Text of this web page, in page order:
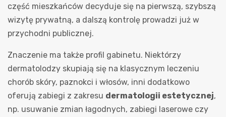
część mieszkańców decyduje się na pierwszą, szybszą
wizytę prywatną, a dalszą kontrolę prowadzi już w
przychodni publicznej.
Znaczenie ma także profil gabinetu. Niektórzy
dermatolodzy skupiają się na klasycznym leczeniu
chorób skóry, paznokci i włosów, inni dodatkowo
oferują zabiegi z zakresu dermatologii estetycznej,
np. usuwanie zmian łagodnych, zabiegi laserowe czy